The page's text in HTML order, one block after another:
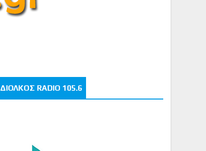
ΔΙΟΛΚΟΣ RADIO 105.6